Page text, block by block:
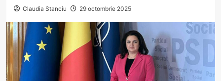
Claudia Stanciu 29 octombrie 2025